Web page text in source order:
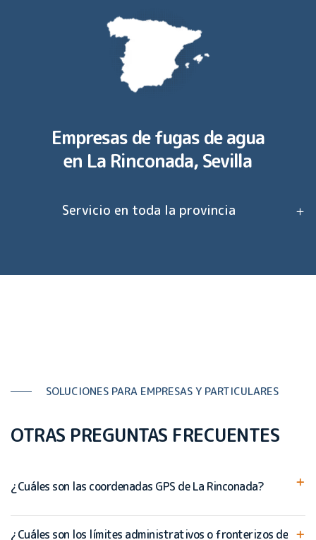
Empresas de fugas de agua
en La Rinconada, Sevilla
Servicio en toda la provincia
SOLUCIONES PARA EMPRESAS Y PARTICULARES
OTRAS PREGUNTAS FRECUENTES
¿Cuáles son las coordenadas GPS de La Rinconada?
¿Cuáles son los límites administrativos o fronterizos de